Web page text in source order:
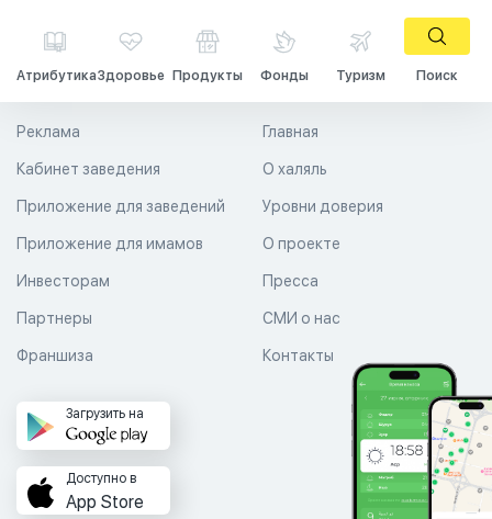
АтрибутикаЗдоровье Продукты Фонды Туризм Поиск
Главная
О халяль
Уровни доверия
Реклама
Кабинет заведения
Приложение для заведений
Приложение для имамов О проекте
Пресса
СМИ о нас
Контакты
Инвесторам
Партнеры
Франшиза
Загрузить на
Доступно в
App Store